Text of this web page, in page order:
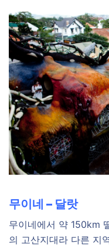
무이네 – 달랏
무이네에서 약 150km
의 고산지대라 다른 지